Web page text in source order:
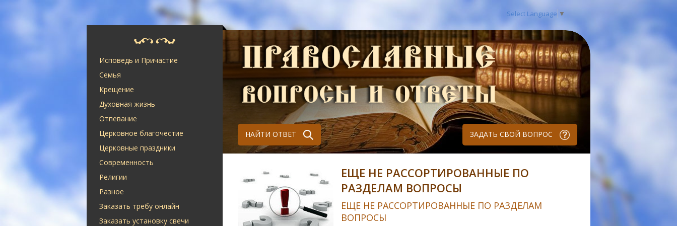
Select Language ▼
Исповедь и Причастие
Семья
Крещение
Духовная жизнь
Отпевание
Церковное благочестие
Церковные праздники
Современность
Религии
Разное
Заказать требу онлайн
Заказать установку свечи
НАЙТИ ОТВЕТ ЗАДАТЬ СВОЙ ВОПРОС
ЕЩЕ НЕ РАССОРТИРОВАННЫЕ ПО
РАЗДЕЛАМ ВОПРОСЫ
ЕЩЕ НЕ РАССОРТИРОВАННЫЕ ПО РАЗДЕЛАМ
ВОПРОСЫ